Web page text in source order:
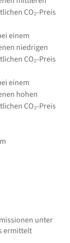
CO₂-Preis
einem
niedrigen
CO₂-Preis
einem
hohen
CO₂-Preis
unter
ermittelt